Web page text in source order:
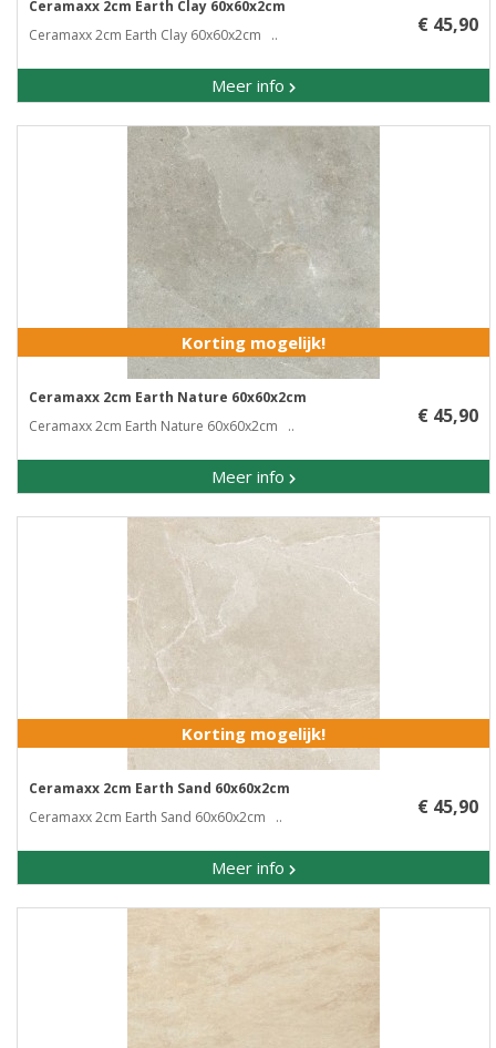
Ceramaxx 2cm Earth Clay 60x60x2cm
Ceramaxx 2cm Earth Clay 60x60x2cm ..
Meer info
€ 45,90
Korting mogelijk!
Ceramaxx 2cm Earth Nature 60x60x2cm
Ceramaxx 2cm Earth Nature 60x60x2cm ..
Meer info
€ 45,90
Korting mogelijk!
Ceramaxx 2cm Earth Sand 60x60x2cm
Ceramaxx 2cm Earth Sand 60x60x2cm ..
Meer info
€ 45,90